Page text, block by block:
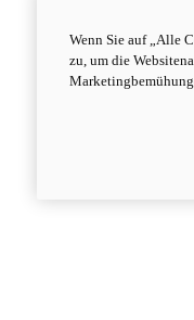
Wenn Sie auf „Alle
zu, um die